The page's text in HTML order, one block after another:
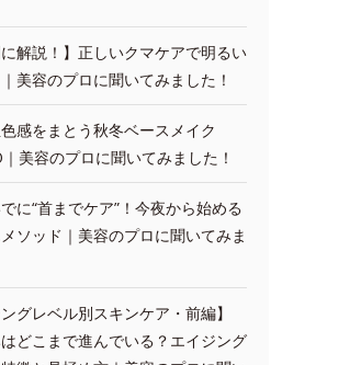
に解説！】正しいクマケアで明るい
美容のプロに聞いてみました！
感をまとう秋冬ベースメイク
美容のプロに聞いてみました！
に“首までケア”！今夜から始める
ソッド｜美容のプロに聞いてみま
ングレベル別スキンケア・前編】
どこまで進んでいる？エイジング